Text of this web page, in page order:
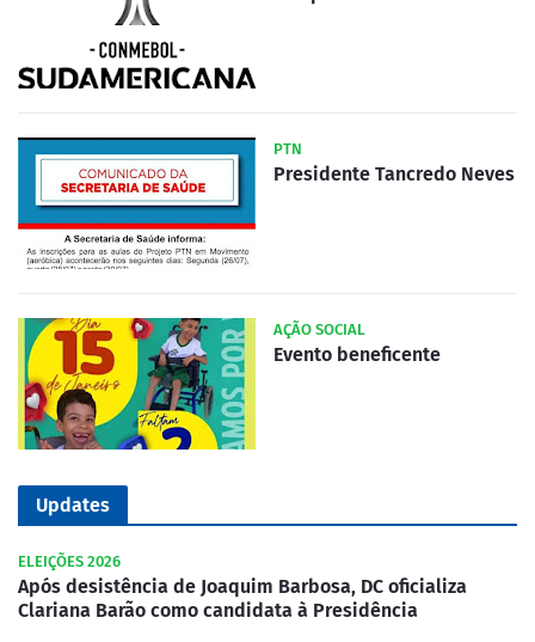
PTN
Presidente Tancredo Neves
AÇÃO SOCIAL
Evento beneficente
Updates
ELEIÇÕES 2026
Após desistência de Joaquim Barbosa, DC oficializa
Clariana Barão como candidata à Presidência